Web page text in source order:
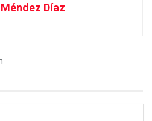
Díaz